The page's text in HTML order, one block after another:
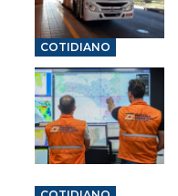
COTIDIANO